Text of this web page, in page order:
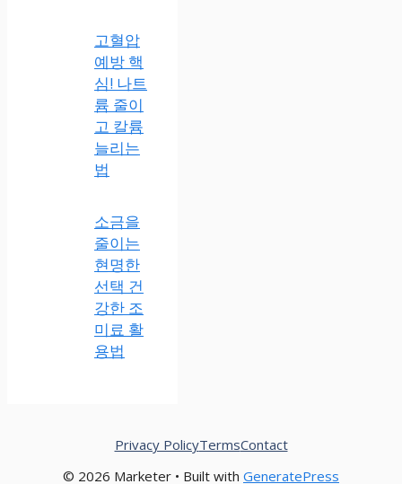
고혈압
예방 핵
심! 나트
륨 줄이
고 칼륨
늘리는
법
소금을
줄이는
현명한
선택 건
강한 조
미료 활
용법
© 2026 Marketer • Built with GeneratePress
Privacy PolicyTermsContact